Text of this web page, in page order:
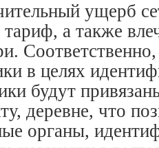
ущерб
а также
в целях
будут
деревне, что
органы,